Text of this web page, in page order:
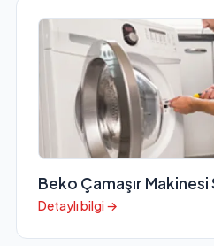
Beko Çamaşır Makinesi
Detaylı bilgi →